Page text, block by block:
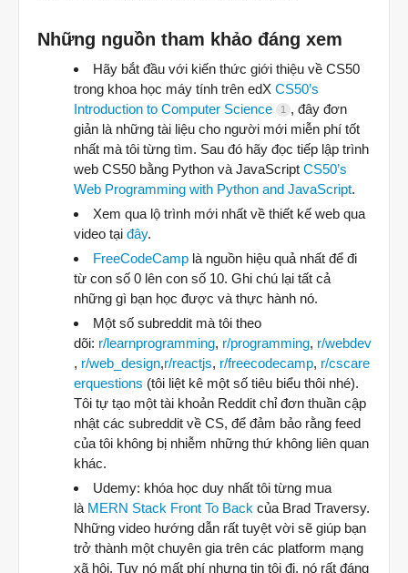
Những nguồn tham khảo đáng xem
Hãy bắt đầu với kiến thức giới thiệu về CS50
trong khoa học máy tính trên edX CS50’s
Introduction to Computer Science
1
, đây đơn
giản là những tài liệu cho người mới miễn phí tốt
nhất mà tôi từng tìm. Sau đó hãy đọc tiếp lập trình
web CS50 bằng Python và JavaScript CS50’s
Web Programming with Python and JavaScript.
Xem qua lộ trình mới nhất về thiết kế web qua
video tại đây.
FreeCodeCamp là nguồn hiệu quả nhất để đi
từ con số 0 lên con số 10. Ghi chú lại tất cả
những gì bạn học được và thực hành nó.
Một số subreddit mà tôi theo
dõi: r/learnprogramming, r/programming, r/webdev
, r/web_design,r/reactjs, r/freecodecamp, r/cscare
erquestions (tôi liệt kê một số tiêu biểu thôi nhé).
Tôi tự tạo một tài khoản Reddit chỉ đơn thuần cập
nhật các subreddit về CS, để đảm bảo rằng feed
của tôi không bị nhiễm những thứ không liên quan
khác.
Udemy: khóa học duy nhất tôi từng mua
là MERN Stack Front To Back của Brad Traversy.
Những video hướng dẫn rất tuyệt vời sẽ giúp bạn
trở thành một chuyên gia trên các platform mạng
xã hội. Tuy nó mất phí nhưng tin tôi đi, nó rất đáng